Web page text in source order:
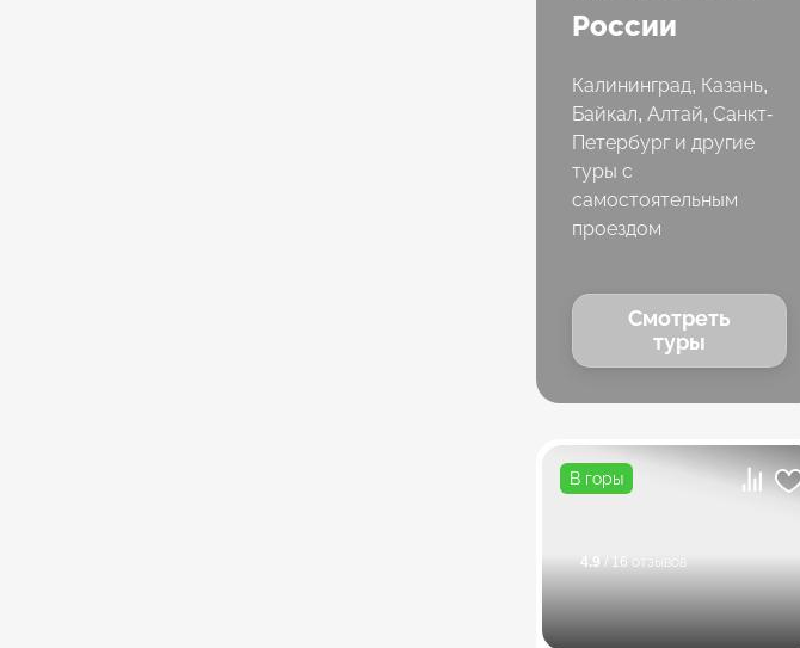
России
Калининград, Казань,
Байкал, Алтай, Санкт-
Петербург и другие
туры с
самостоятельным
проездом
Смотреть
туры
В горы
4.9 / 16 отзывов